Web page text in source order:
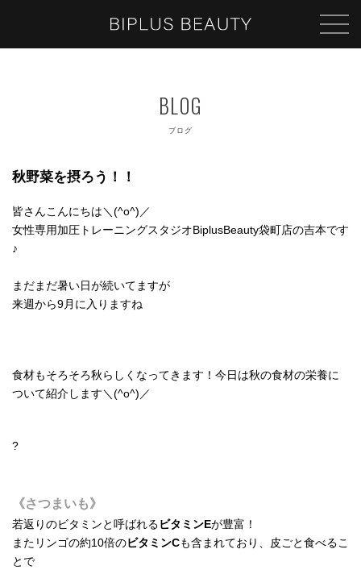
ブログ
秋野菜を摂ろう！！
皆さんこんにちは＼(^o^)／
女性専用加圧トレーニングスタジオBiplusBeauty袋町店の吉本です
♪
まだまだ暑い日が続いてますが
来週から9月に入りますね
食材もそろそろ秋らしくなってきます！今日は秋の食材の栄養に
ついて紹介します＼(^o^)／
?
《さつまいも》
若返りのビタミンと呼ばれる ビタミンEが豊富！
またリンゴの約10倍のビタミンCも含まれており、皮ごと食べるこ
とで